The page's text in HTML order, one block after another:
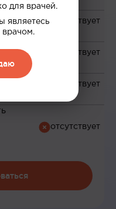
для врачей.
являетесь